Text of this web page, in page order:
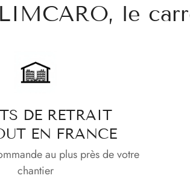
LIMCARO, le
DE RETRAIT
EN FRANCE
au plus près de votre
chantier